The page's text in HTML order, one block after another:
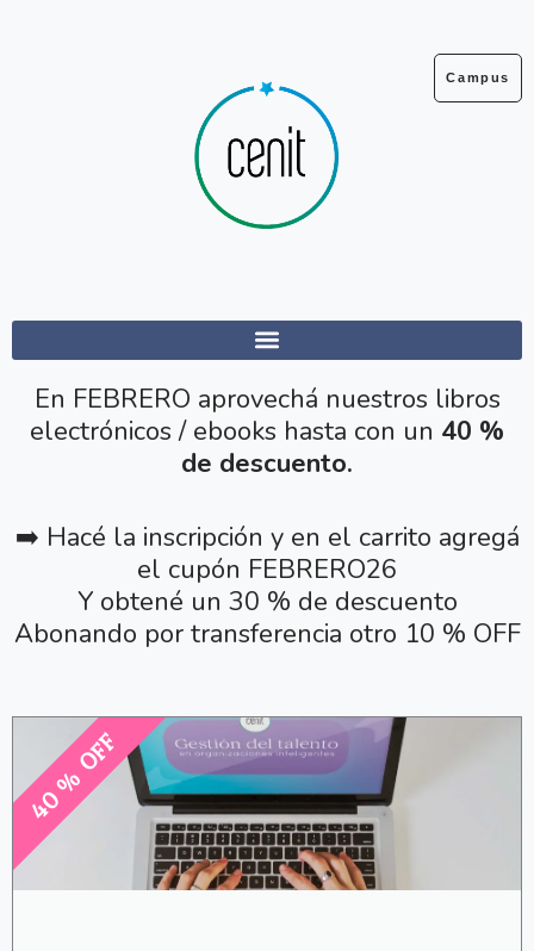
Campus
En FEBRERO aprovechá nuestros libros
electrónicos / ebooks hasta con un 40 %
de descuento.
➡️ Hacé la inscripción y en el carrito agregá
el cupón FEBRERO26
Y obtené un 30 % de descuento
Abonando por transferencia otro 10 % OFF
40 % OFF